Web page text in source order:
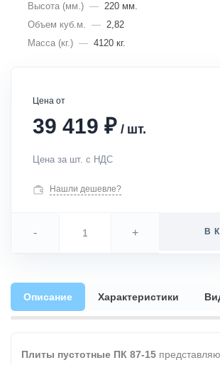
Высота (мм.) — 220 мм.
Объем куб.м. — 2,82
Масса (кг.) — 4120 кг.
Цена от
39 419 ₽ / шт.
Цена за шт. с НДС
Нашли дешевле?
- + В
Описание Характеристики
Плиты пустотные ПК 87-15